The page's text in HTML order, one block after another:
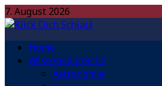
7. August 2026
Home
Wissensbereiche
Astronomie